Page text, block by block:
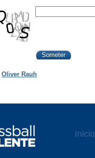
Oliver Rauh
Inicio